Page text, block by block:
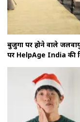
बुजुर्गों पर होने वाले
पर HelpAge India की